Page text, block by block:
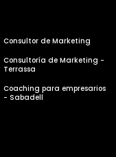
Consultor de Marketing
Consultoría de Marketing -
Terrassa
Coaching para empresarios
- Sabadell